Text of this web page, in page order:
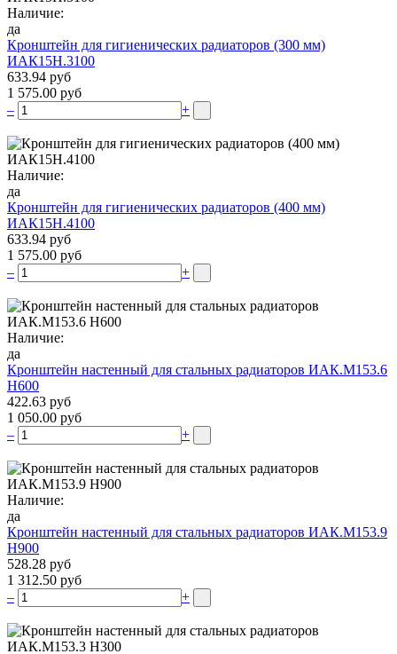
Наличие:
да
Кронштейн для гигиенических радиаторов (300 мм)
ИАК15Н.3100
633.94 руб
1 575.00 руб
–
+
Наличие:
да
Кронштейн для гигиенических радиаторов (400 мм)
ИАК15Н.4100
633.94 руб
1 575.00 руб
–
+
Наличие:
да
Кронштейн настенный для стальных радиаторов ИАК.М153.6
Н600
422.63 руб
1 050.00 руб
–
+
Наличие:
да
Кронштейн настенный для стальных радиаторов ИАК.М153.9
Н900
528.28 руб
1 312.50 руб
–
+